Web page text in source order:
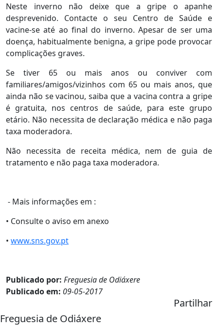
Neste inverno não deixe que a gripe o apanhe
desprevenido. Contacte o seu Centro de Saúde e
vacine-se até ao final do inverno. Apesar de ser uma
doença, habitualmente benigna, a gripe pode provocar
complicações graves.
Se tiver 65 ou mais anos ou conviver com
familiares/amigos/vizinhos com 65 ou mais anos, que
ainda não se vacinou, saiba que a vacina contra a gripe
é gratuita, nos centros de saúde, para este grupo
etário. Não necessita de declaração médica e não paga
taxa moderadora.
Não necessita de receita médica, nem de guia de
tratamento e não paga taxa moderadora.
- Mais informações em :
• Consulte o aviso em anexo
• www.sns.gov.pt
Publicado por: Freguesia de Odiáxere
Publicado em: 09-05-2017
Partilhar
Freguesia de Odiáxere